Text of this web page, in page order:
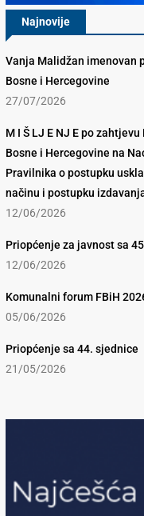
Najnovije
Vanja Malidžan imenovan
Bosne i Hercegovine
27/07/2026
M I Š LJ E NJ E po
Bosne i Hercegovine na
Pravilnika o postupku
načinu i postupku
12/06/2026
Priopćenje za javnost sa
12/06/2026
Komunalni forum FBiH
05/06/2026
Priopćenje sa 44. sjednice
21/05/2026